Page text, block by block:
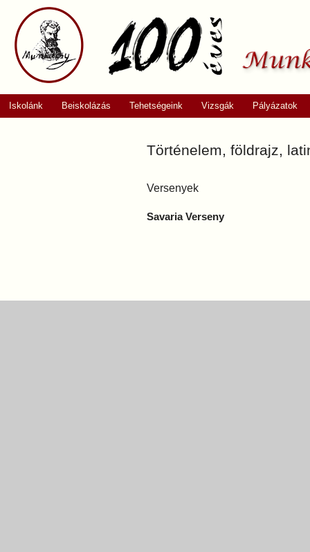
Iskolánk Beiskolázás Tehetségeink Vizsgák Pályázatok
Történelem, földrajz,
Versenyek
Savaria Verseny